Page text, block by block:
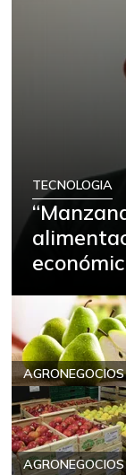
TECNOLOGIA
AGRONEGOCIOS
AGRONEGOCIOS